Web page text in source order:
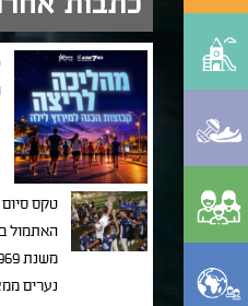
טקס
האתמול
נערים